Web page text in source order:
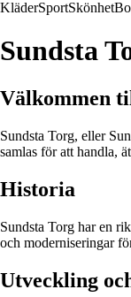
KläderSportSkönhet
Sundsta
Välkommen
Sundsta Torg, eller
samlas för att handla,
Historia
Sundsta Torg har en
och moderniseringar
Utveckling